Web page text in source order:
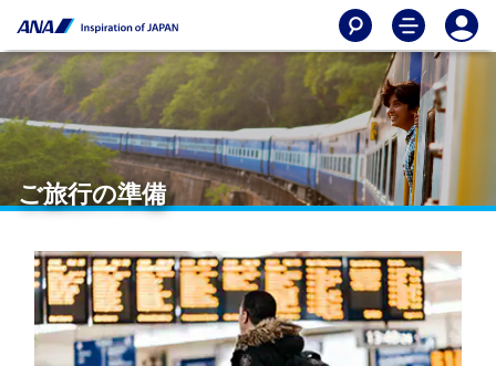
ご旅行の準備